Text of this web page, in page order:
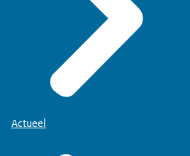
Actueel